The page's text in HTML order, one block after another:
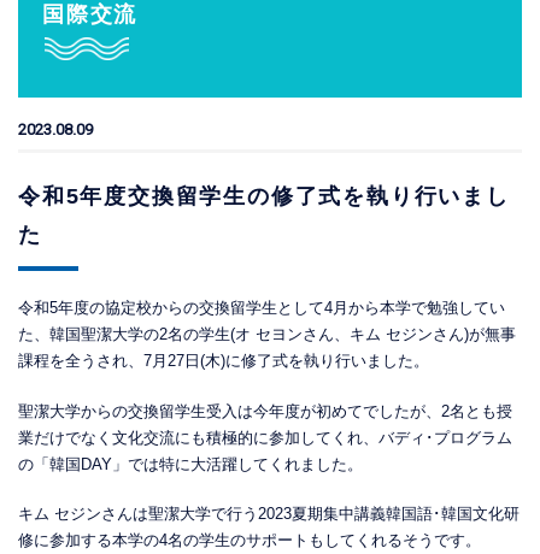
国際交流
2023.08.09
令和5年度交換留学生の修了式を執り行いまし
た
令和5年度の協定校からの交換留学生として4月から本学で勉強してい
た、韓国聖潔大学の2名の学生(オ セヨンさん、キム セジンさん)が無事
課程を全うされ、7月27日(木)に修了式を執り行いました。
聖潔大学からの交換留学生受入は今年度が初めてでしたが、2名とも授
業だけでなく文化交流にも積極的に参加してくれ、バディ･プログラム
の「韓国DAY」では特に大活躍してくれました。
キム セジンさんは聖潔大学で行う2023夏期集中講義韓国語･韓国文化研
修に参加する本学の4名の学生のサポートもしてくれるそうです。